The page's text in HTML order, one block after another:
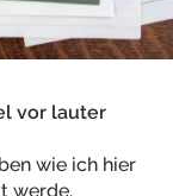
vor lauter
wie ich hier
werde.